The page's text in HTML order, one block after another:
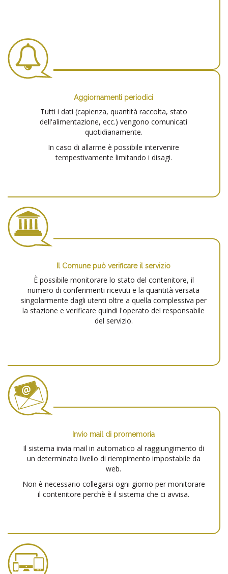
Aggiornamenti periodici
Tutti i dati (capienza, quantità raccolta, stato
dell'alimentazione, ecc.) vengono comunicati
quotidianamente.
In caso di allarme è possibile intervenire
tempestivamente limitando i disagi.
Il Comune può verificare il servizio
È possibile monitorare lo stato del contenitore, il
numero di conferimenti ricevuti e la quantità versata
singolarmente dagli utenti oltre a quella complessiva per
la stazione e verificare quindi l'operato del responsabile
del servizio.
Invio mail di promemoria
Il sistema invia mail in automatico al raggiungimento di
un determinato livello di riempimento impostabile da
web.
Non è necessario collegarsi ogni giorno per monitorare
il contenitore perchè è il sistema che ci avvisa.